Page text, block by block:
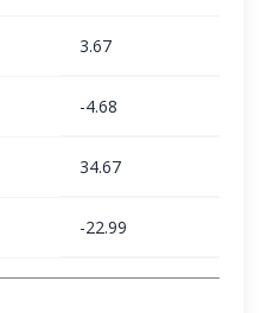
3.67
-4.68
34.67
-22.99